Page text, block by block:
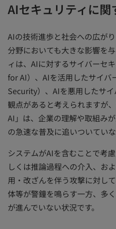
AIセキュリティに
AIの技術進歩と社会への広が
分野においても大きな影響を
ィは、AIに対するサイバーセ
for AI）、AIを活用したサイバ
Security）、AIを悪用したサ
観点があると考えられますが
AI」は、企業の理解や取組み
の急速な普及に追いついてい
システムがAIを含むことで考
しくは推論過程への介入、お
用・改ざんを伴う攻撃に対し
体等が警鐘を鳴らす一方、多
が進んでいない状況です。